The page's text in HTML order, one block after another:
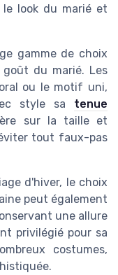
look du marié et
gamme de choix
du marié. Les
ou le motif uni,
style sa tenue
sur la taille et
tout faux-pas
d'hiver, le choix
peut également
une allure
privilégié pour sa
costumes,